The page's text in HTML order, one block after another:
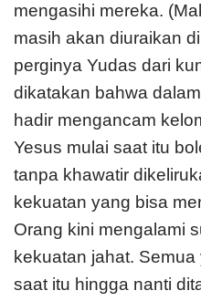
mengasihi mereka.
masih akan diuraikan
perginya Yudas dari
dikatakan bahwa
hadir mengancam
Yesus mulai saat itu
tanpa khawatir
kekuatan yang bisa
Orang kini mengalami
kekuatan jahat.
saat itu hingga nanti